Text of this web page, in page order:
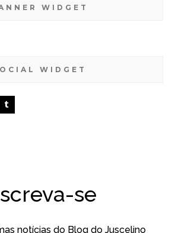
WIDGET
WIDGET
se
notícias do Blog do Juscelino